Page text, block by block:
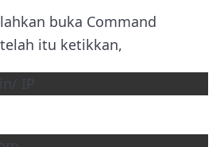
buka Command
itu ketikkan,
IP